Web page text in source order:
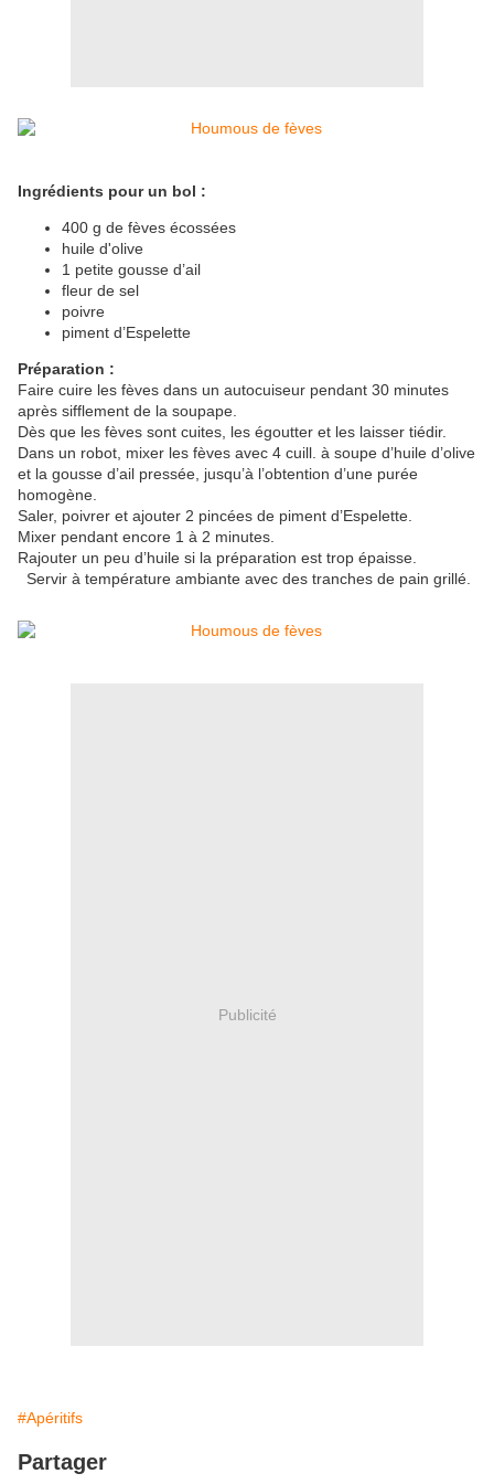
Ingrédients pour un bol :
400 g de fèves écossées
huile d'olive
1 petite gousse d’ail
fleur de sel
poivre
piment d’Espelette
Préparation :
Faire cuire les fèves dans un autocuiseur pendant 30 minutes
après sifflement de la soupape.
Dès que les fèves sont cuites, les égoutter et les laisser tiédir.
Dans un robot, mixer les fèves avec 4 cuill. à soupe d’huile d’olive
et la gousse d’ail pressée, jusqu’à l’obtention d’une purée
homogène.
Saler, poivrer et ajouter 2 pincées de piment d’Espelette.
Mixer pendant encore 1 à 2 minutes.
Rajouter un peu d’huile si la préparation est trop épaisse.
Servir à température ambiante avec des tranches de pain grillé.
Publicité
#Apéritifs
Partager